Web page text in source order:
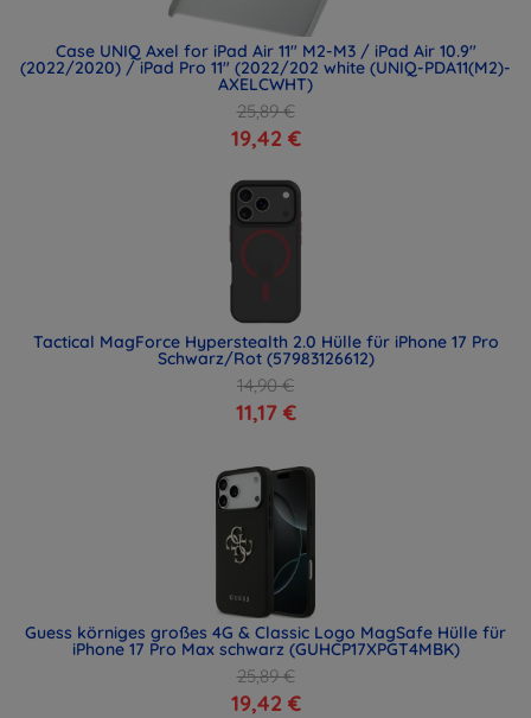
Case UNIQ Axel for iPad Air 11" M2-M3 / iPad Air 10.9"
(2022/2020) / iPad Pro 11" (2022/202 white (UNIQ-PDA11(M2)-
AXELCWHT)
25,89 €
19,42 €
Tactical MagForce Hyperstealth 2.0 Hülle für iPhone 17 Pro
Schwarz/Rot (57983126612)
14,90 €
11,17 €
Guess körniges großes 4G & Classic Logo MagSafe Hülle für
iPhone 17 Pro Max schwarz (GUHCP17XPGT4MBK)
25,89 €
19,42 €